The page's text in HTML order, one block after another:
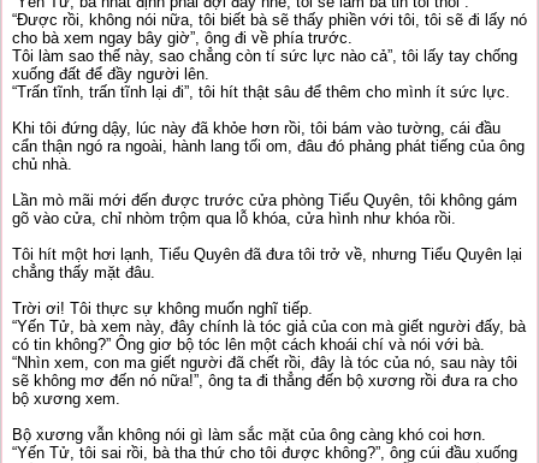
“Được rồi, không nói nữa, tôi biết bà sẽ thấy phiền với tôi, tôi sẽ đi lấy nó
cho bà xem ngay bây giờ”, ông đi về phía trước.
Tôi làm sao thế này, sao chẳng còn tí sức lực nào cả”, tôi lấy tay chống
xuống đất để đầy người lên.
“Trấn tĩnh, trấn tĩnh lại đi”, tôi hít thật sâu để thêm cho mình ít sức lực.
Khi tôi đứng dậy, lúc này đã khỏe hơn rồi, tôi bám vào tường, cái đầu
cẩn thận ngó ra ngoài, hành lang tối om, đâu đó phảng phát tiếng của ông
chủ nhà.
Lần mò mãi mới đến được trước cửa phòng Tiểu Quyên, tôi không gám
gõ vào cửa, chỉ nhòm trộm qua lỗ khóa, cửa hình như khóa rồi.
Tôi hít một hơi lạnh, Tiểu Quyên đã đưa tôi trở về, nhưng Tiểu Quyên lại
chẳng thấy mặt đâu.
Trời ơi! Tôi thực sự không muốn nghĩ tiếp.
“Yến Tử, bà xem này, đây chính là tóc giả của con mà giết người đấy, bà
có tin không?” Ông giơ bộ tóc lên một cách khoái chí và nói với bà.
“Nhìn xem, con ma giết người đã chết rồi, đây là tóc của nó, sau này tôi
sẽ không mơ đến nó nữa!”, ông ta đi thẳng đến bộ xương rồi đưa ra cho
bộ xương xem.
Bộ xương vẫn không nói gì làm sắc mặt của ông càng khó coi hơn.
“Yến Tử, tôi sai rồi, bà tha thứ cho tôi được không?”, ông cúi đầu xuống